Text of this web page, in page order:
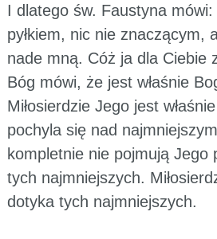
I dlatego św. Faustyna
pyłkiem, nic nie znaczącym,
nade mną. Cóż ja dla Ciebie
Bóg mówi, że jest właśnie
Miłosierdzie Jego jest
pochyla się nad
kompletnie nie pojmują Jego
tych najmniejszych.
dotyka tych najmniejszych.